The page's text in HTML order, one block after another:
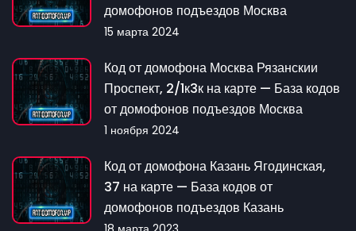
домофонов подъездов Москва
15 марта 2024
Код от домофона Москва Рязанскии
Проспект, 2/1к3к на карте — База кодов
от домофонов подъездов Москва
1 ноября 2024
Код от домофона Казань Ягодинская,
37 на карте — База кодов от
домофонов подъездов Казань